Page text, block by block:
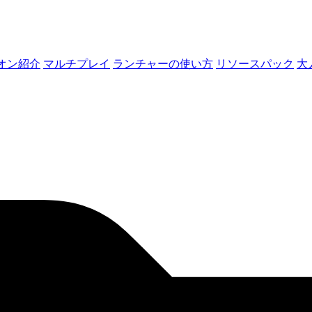
ン紹介 マルチプレイ ランチャーの使い方 リソースパック 大